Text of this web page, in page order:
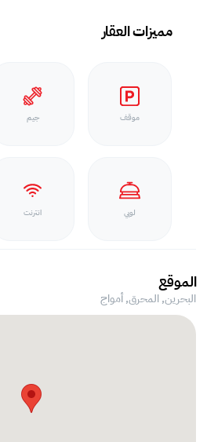
مميزات العقار
موقف جيم
لوبي انترنت
الموقع
البحرين, المحرق,أمواج